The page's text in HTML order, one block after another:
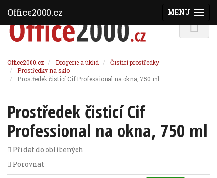
Office2000.cz Drogerie a úklid
Čistící prostředky
Prostředky na sklo
Prostředek čisticí Cif Professional na okna, 750 ml
Prostředek čisticí Cif
Professional na okna, 750 ml
Přidat do oblíbených
Porovnat
MENU
Office2000.cz